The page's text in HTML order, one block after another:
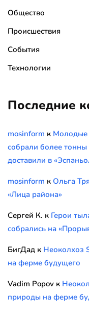
Общество
Происшествия
События
Технологии
Последние
mosinform к Молодые
собрали более
доставили в
mosinform к Ольга
«Лица района»
Сергей К. к Герои
собрались на
БигДад к Неоколхоз
на ферме будущего
Vadim Popov к
природы на ферме